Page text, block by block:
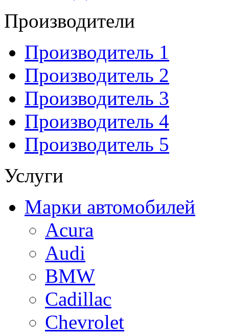
Производители
Производитель 1
Производитель 2
Производитель 3
Производитель 4
Производитель 5
Услуги
Марки автомобилей
Acura
Audi
BMW
Cadillac
Chevrolet